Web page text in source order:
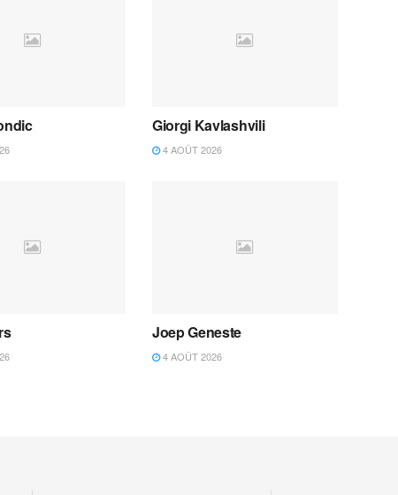
Giorgi Kavlashvili
4 AOÛT 2026
Joep Geneste
4 AOÛT 2026